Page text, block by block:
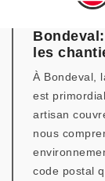
les
À Bondeval,
est
artisan
nous
code postal